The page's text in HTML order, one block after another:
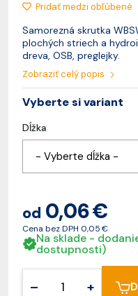
Pridať medzi obľúbené
Samorezná skrutka
plochých striech a
dreva, OSB, preglejky.
Zobraziť celý popis
Vyberte si variant
Dĺžka
- Vyberte dĺžka -
od 0,06 €
Cena bez DPH 0,05 €
Na sklade -
dostupnosti)
– +